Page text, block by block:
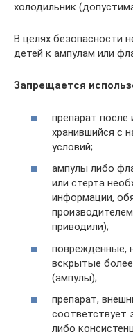
холодильник
В целях безопасности
детей к ампулам или
Запрещается
препарат после
хранившийся с
условий;
ампулы либо
или стерта
информации,
приводили);
поврежденные,
вскрытые
(ампулы);
препарат,
соответствует
либо